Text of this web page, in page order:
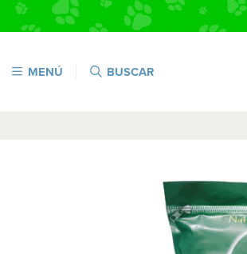
MENÚ BUSCAR